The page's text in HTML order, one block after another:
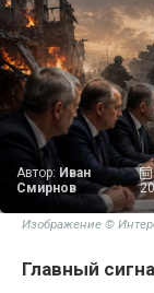
Автор: Иван
Смирнов
Изображение ©
Главный